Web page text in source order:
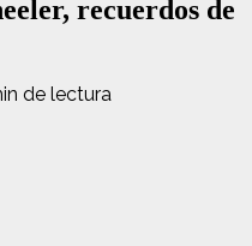
recuerdos de
de lectura